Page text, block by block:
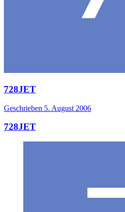
728JET
Geschrieben 5. August 2006
728JET